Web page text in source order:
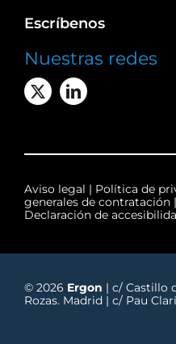
Escríbenos
Nuestras redes
Aviso legal | Política de
generales de contratación|
Declaración de
© 2026 Ergon | c/ Castillo
Rozas. Madrid | c/ Pau